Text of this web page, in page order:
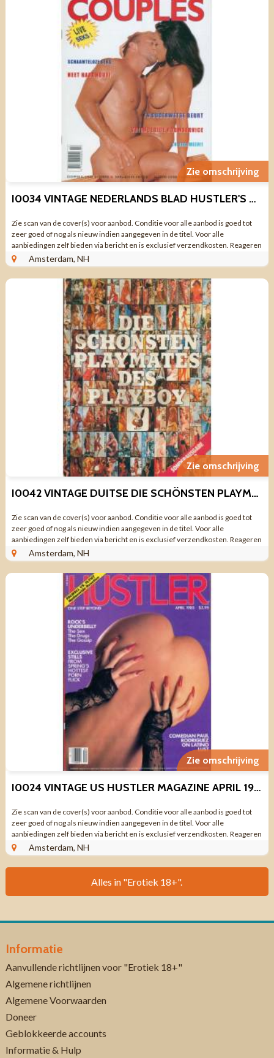
Zie omschrijving
I0034 VINTAGE NEDERLANDS BLAD HUSTLER'S COUPLES JAAR 1 NR 14
Zie scan van de cover(s) voor aanbod. Conditie voor alle aanbod is goed tot
zeer goed of nog als nieuw indien aangegeven in de titel. Voor alle
aanbiedingen zelf bieden via bericht en is exclusief verzendkosten. Reageren
via aanbieding ...
Amsterdam, NH
Zie omschrijving
I0042 VINTAGE DUITSE DIE SCHÖNSTEN PLAYMATES DES PLAYBOY SPECIAL
Zie scan van de cover(s) voor aanbod. Conditie voor alle aanbod is goed tot
zeer goed of nog als nieuw indien aangegeven in de titel. Voor alle
aanbiedingen zelf bieden via bericht en is exclusief verzendkosten. Reageren
via aanbieding ...
Amsterdam, NH
Zie omschrijving
I0024 VINTAGE US HUSTLER MAGAZINE APRIL 1985
Zie scan van de cover(s) voor aanbod. Conditie voor alle aanbod is goed tot
zeer goed of nog als nieuw indien aangegeven in de titel. Voor alle
aanbiedingen zelf bieden via bericht en is exclusief verzendkosten. Reageren
via aanbieding ...
Amsterdam, NH
Alles in "Erotiek 18+".
Informatie
Aanvullende richtlijnen voor "Erotiek 18+"
Algemene richtlijnen
Algemene Voorwaarden
Doneer
Geblokkeerde accounts
Informatie & Hulp